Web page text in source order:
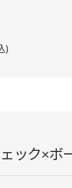
)
ック×ボ